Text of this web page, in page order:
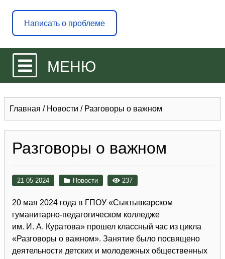
Написать о проблеме
МЕНЮ
Главная / Новости / Разговоры о важном
Разговоры о важном
21 05 2024 Новости 237
20 мая 2024 года в ГПОУ «Сыктывкарском
гуманитарно-педагогическом колледже
им. И. А. Куратова» прошел классный час из цикла
«Разговоры о важном». Занятие было посвящено
деятельности детских и молодежных общественных